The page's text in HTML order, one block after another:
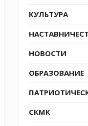
КУЛЬТУРА
НОВОСТИ
ОБРАЗОВАНИЕ
СКМК